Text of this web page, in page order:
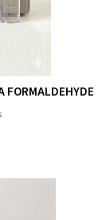
FORMALDEHYDE